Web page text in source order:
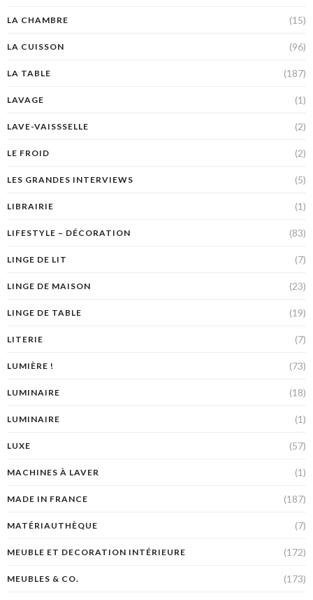
LA CHAMBRE (15)
LA CUISSON (96)
LA TABLE (187)
LAVAGE (1)
LAVE-VAISSSELLE (2)
LE FROID (2)
LES GRANDES INTERVIEWS (5)
LIBRAIRIE (1)
LIFESTYLE – DÉCORATION (83)
LINGE DE LIT (7)
LINGE DE MAISON (23)
LINGE DE TABLE (19)
LITERIE (7)
LUMIÈRE ! (73)
LUMINAIRE (18)
LUMINAIRE (1)
LUXE (57)
MACHINES À LAVER (1)
MADE IN FRANCE (187)
MATÉRIAUTHÈQUE (7)
MEUBLE ET DECORATION INTÉRIEURE (172)
MEUBLES & CO. (173)